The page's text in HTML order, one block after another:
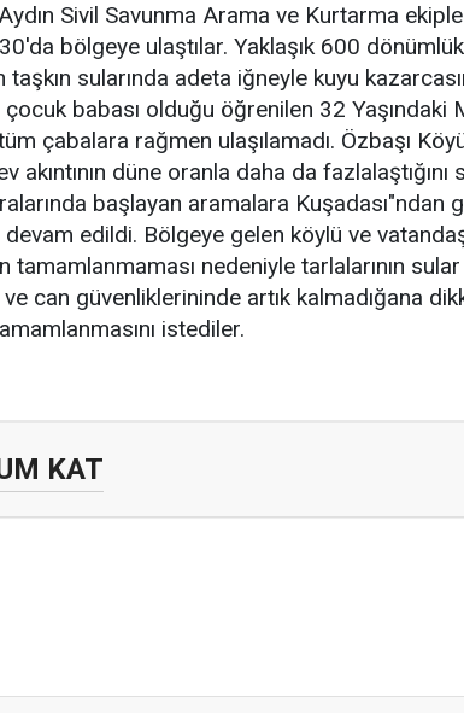
Sivil Savunma Arama ve Kurtarma
bölgeye ulaştılar. Yaklaşık 600 dönümlük
taşkın sularında adeta iğneyle kuyu
çocuk babası olduğu öğrenilen 32 Yaşındaki
çabalara rağmen ulaşılamadı. Özbaşı
akıntının düne oranla daha da fazlalaştığını
başlayan aramalara Kuşadası"ndan
devam edildi. Bölgeye gelen köylü ve
tamamlanmaması nedeniyle tarlalarının
ve can güvenliklerininde artık kalmadığana
istediler.
KAT